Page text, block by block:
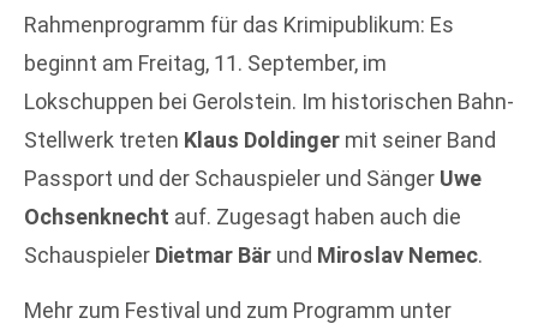
Rahmenprogramm für das Krimipublikum: Es
beginnt am Freitag, 11. September, im
Lokschuppen bei Gerolstein. Im historischen Bahn-
Stellwerk treten Klaus Doldinger mit seiner Band
Passport und der Schauspieler und Sänger Uwe
Ochsenknecht auf. Zugesagt haben auch die
Schauspieler Dietmar Bär und Miroslav Nemec.
Mehr zum Festival und zum Programm unter